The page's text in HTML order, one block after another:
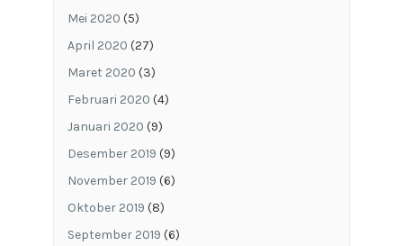
Mei 2020 (5)
April 2020 (27)
Maret 2020 (3)
Februari 2020 (4)
Januari 2020 (9)
Desember 2019 (9)
November 2019 (6)
Oktober 2019 (8)
September 2019 (6)